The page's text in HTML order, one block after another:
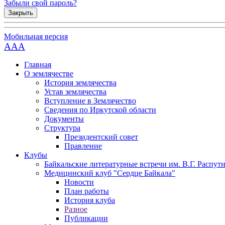
Забыли свой пароль?
Закрыть
Мобильная версия
AAA
Главная
О землячестве
История землячества
Устав землячества
Вступление в Землячество
Сведения по Иркутской области
Документы
Структура
Президентский совет
Правление
Клубы
Байкальские литературные встречи им. В.Г.
Медицинский клуб "Сердце Байкала"
Новости
План работы
История клуба
Разное
Публикации